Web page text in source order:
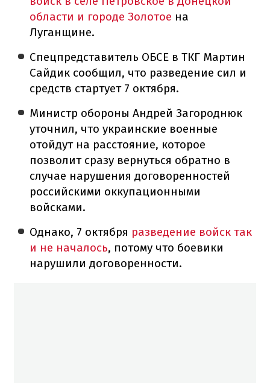
области и городе Золотое на
Луганщине.
Спецпредставитель ОБСЕ в ТКГ Мартин
Сайдик сообщил, что разведение сил и
средств стартует 7 октября.
Министр обороны Андрей Загороднюк
уточнил, что украинские военные
отойдут на расстояние, которое
позволит сразу вернуться обратно в
случае нарушения договоренностей
российскими оккупационными
войсками.
Однако, 7 октября разведение войск так
и не началось, потому что боевики
нарушили договоренности.